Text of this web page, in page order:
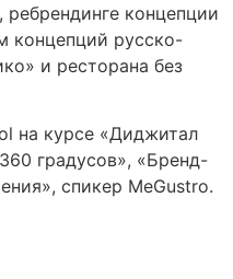
ребрендинге концепции
концепций русско-
и ресторана без
на курсе «Диджитал
градусов», «Бренд-
спикер MeGustro.